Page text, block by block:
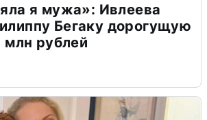
я мужа»: Ивлеева
Бегаку дорогущую
млн рублей